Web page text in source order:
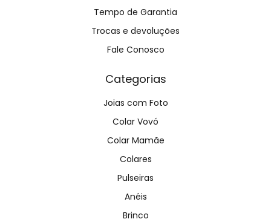
Tempo de Garantia
Trocas e devoluções
Fale Conosco
Categorias
Joias com Foto
Colar Vovó
Colar Mamãe
Colares
Pulseiras
Anéis
Brinco